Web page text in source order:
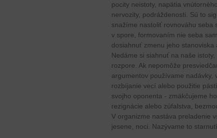
pocity neistoty, napätia
nervozity, podráždenosti. Sú to
snažíme nastoliť rovnováhu seba
v spore, formovaním nie seba
dosiahnuť zmenu jeho
Nedáme si siahnuť na naše
rozpore. Ak nepomôže
argumentov používame nadávky,
rozbíjanie vecí alebo použitie
svojho oponenta - zmäkčujeme
rezignácie alebo zúfalstva,
V organizme nastáva preladenie
jesene, noci. Nazývame to